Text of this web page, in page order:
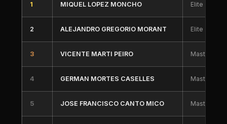
1 MIQUEL LOPEZ MONCHO Elite
2 ALEJANDRO GREGORIO MORANT Elite
3 VICENTE MARTI PEIRO Master 30
4 GERMAN MORTES CASELLES Master 50
5 JOSE FRANCISCO CANTO MICO Master 30